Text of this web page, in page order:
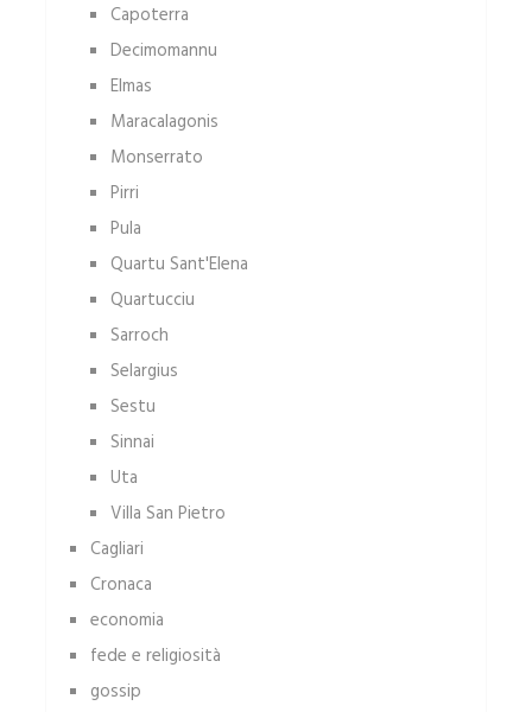
Capoterra
Decimomannu
Elmas
Maracalagonis
Monserrato
Pirri
Pula
Quartu Sant'Elena
Quartucciu
Sarroch
Selargius
Sestu
Sinnai
Uta
Villa San Pietro
Cagliari
Cronaca
economia
fede e religiosità
gossip